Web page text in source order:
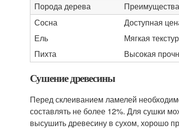
Порода дерева
Преимущества
Сосна
Доступная
Ель
Мягкая
Пихта
Высокая
Сушение древесины
Перед склеиванием ламелей
составлять не более 12%. Для сушки
высушить древесину в сухом, хорошо